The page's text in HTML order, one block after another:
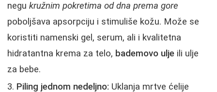
negu kružnim pokretima od dna prema gore
poboljšava apsorpciju i stimuliše kožu. Može se
koristiti namenski gel, serum, ali i kvalitetna
hidratantna krema za telo, bademovo ulje ili ulje
za bebe.
Piling jednom nedeljno: Uklanja mrtve ćelije